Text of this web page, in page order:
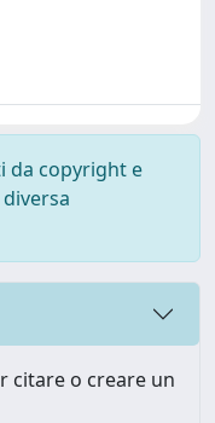
da copyright e
citare o creare un